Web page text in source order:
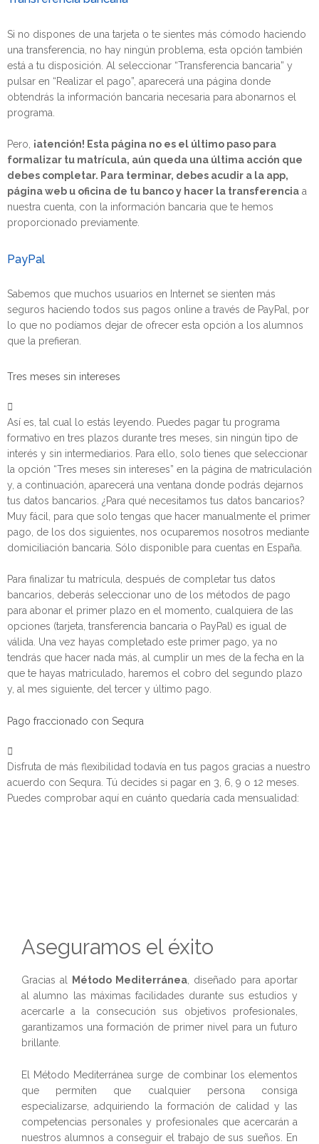
Si no dispones de una tarjeta o te sientes más cómodo haciendo
una transferencia, no hay ningún problema, esta opción también
está a tu disposición. Al seleccionar “Transferencia bancaria” y
pulsar en “Realizar el pago”, aparecerá una página donde
obtendrás la información bancaria necesaria para abonarnos el
programa.
Pero, ¡atención! Esta página no es el último paso para
formalizar tu matrícula, aún queda una última acción que
debes completar. Para terminar, debes acudir a la app,
página web u oficina de tu banco y hacer la transferencia a
nuestra cuenta, con la información bancaria que te hemos
proporcionado previamente.
PayPal
Sabemos que muchos usuarios en Internet se sienten más
seguros haciendo todos sus pagos online a través de PayPal, por
lo que no podíamos dejar de ofrecer esta opción a los alumnos
que la prefieran.
Tres meses sin intereses
Así es, tal cual lo estás leyendo. Puedes pagar tu programa
formativo en tres plazos durante tres meses, sin ningún tipo de
interés y sin intermediarios. Para ello, solo tienes que seleccionar
la opción “Tres meses sin intereses” en la página de matriculación
y, a continuación, aparecerá una ventana donde podrás dejarnos
tus datos bancarios. ¿Para qué necesitamos tus datos bancarios?
Muy fácil, para que solo tengas que hacer manualmente el primer
pago, de los dos siguientes, nos ocuparemos nosotros mediante
domiciliación bancaria. Sólo disponible para cuentas en España.
Para finalizar tu matrícula, después de completar tus datos
bancarios, deberás seleccionar uno de los métodos de pago
para abonar el primer plazo en el momento, cualquiera de las
opciones (tarjeta, transferencia bancaria o PayPal) es igual de
válida. Una vez hayas completado este primer pago, ya no
tendrás que hacer nada más, al cumplir un mes de la fecha en la
que te hayas matriculado, haremos el cobro del segundo plazo
y, al mes siguiente, del tercer y último pago.
Pago fraccionado con Sequra
Disfruta de más flexibilidad todavía en tus pagos gracias a nuestro
acuerdo con Sequra. Tú decides si pagar en 3, 6, 9 o 12 meses.
Puedes comprobar aquí en cuánto quedaría cada mensualidad:
Aseguramos el éxito
Gracias al Método Mediterránea, diseñado para aportar
al alumno las máximas facilidades durante sus estudios y
acercarle a la consecución sus objetivos profesionales,
garantizamos una formación de primer nivel para un futuro
brillante.
El Método Mediterránea surge de combinar los elementos
que permiten que cualquier persona consiga
especializarse, adquiriendo la formación de calidad y las
competencias personales y profesionales que acercarán a
nuestros alumnos a conseguir el trabajo de sus sueños. En